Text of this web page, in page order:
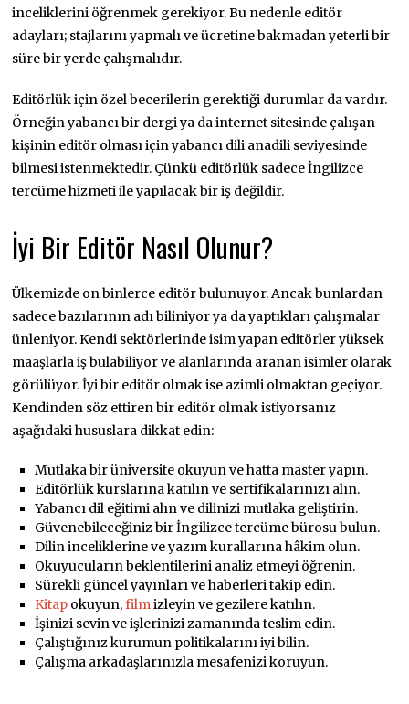
inceliklerini öğrenmek gerekiyor. Bu nedenle editör
adayları; stajlarını yapmalı ve ücretine bakmadan yeterli bir
süre bir yerde çalışmalıdır.
Editörlük için özel becerilerin gerektiği durumlar da vardır.
Örneğin yabancı bir dergi ya da internet sitesinde çalışan
kişinin editör olması için yabancı dili anadili seviyesinde
bilmesi istenmektedir. Çünkü editörlük sadece İngilizce
tercüme hizmeti ile yapılacak bir iş değildir.
İyi Bir Editör Nasıl Olunur?
Ülkemizde on binlerce editör bulunuyor. Ancak bunlardan
sadece bazılarının adı biliniyor ya da yaptıkları çalışmalar
ünleniyor. Kendi sektörlerinde isim yapan editörler yüksek
maaşlarla iş bulabiliyor ve alanlarında aranan isimler olarak
görülüyor. İyi bir editör olmak ise azimli olmaktan geçiyor.
Kendinden söz ettiren bir editör olmak istiyorsanız
aşağıdaki hususlara dikkat edin:
Mutlaka bir üniversite okuyun ve hatta master yapın.
Editörlük kurslarına katılın ve sertifikalarınızı alın.
Yabancı dil eğitimi alın ve dilinizi mutlaka geliştirin.
Güvenebileceğiniz bir İngilizce tercüme bürosu bulun.
Dilin inceliklerine ve yazım kurallarına hâkim olun.
Okuyucuların beklentilerini analiz etmeyi öğrenin.
Sürekli güncel yayınları ve haberleri takip edin.
Kitapokuyun,filmizleyin ve gezilere katılın.
İşinizi sevin ve işlerinizi zamanında teslim edin.
Çalıştığınız kurumun politikalarını iyi bilin.
Çalışma arkadaşlarınızla mesafenizi koruyun.